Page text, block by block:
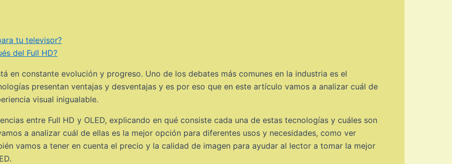
tu televisor?
del Full HD?
en constante evolución y progreso. Uno de los debates más comunes en la industria es el
presentan ventajas y desventajas y es por eso que en este artículo vamos a analizar cuál de
visual inigualable.
entre Full HD y OLED, explicando en qué consiste cada una de estas tecnologías y cuáles son
a analizar cuál de ellas es la mejor opción para diferentes usos y necesidades, como ver
vamos a tener en cuenta el precio y la calidad de imagen para ayudar al lector a tomar la mejor